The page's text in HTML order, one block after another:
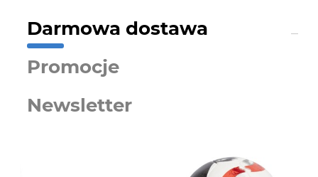
Darmowa dostawa
Promocje
Newsletter